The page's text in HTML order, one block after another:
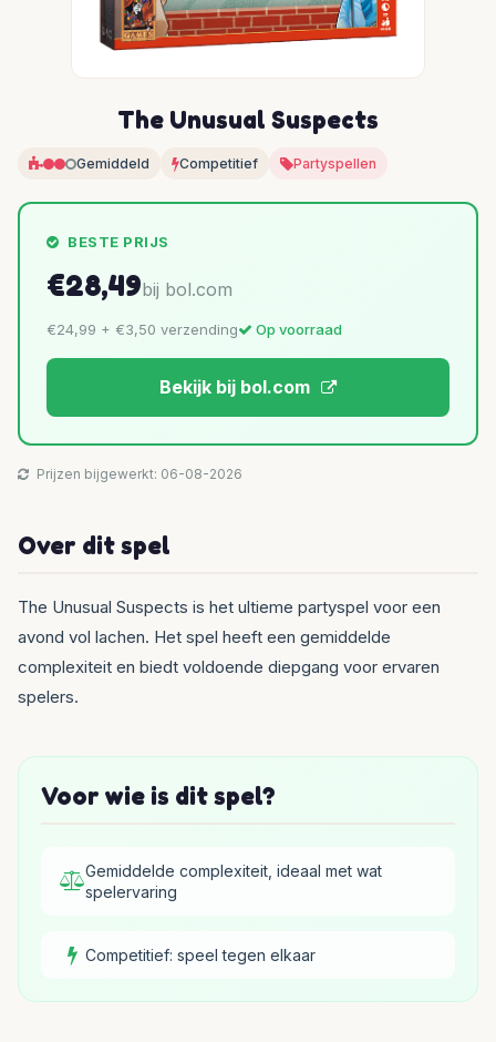
The Unusual Suspects
Gemiddeld Competitief Partyspellen
BESTE PRIJS
€28,49bij bol.com
€24,99 + €3,50 verzending Op voorraad
Bekijk bij bol.com
Prijzen bijgewerkt: 06-08-2026
Over dit spel
The Unusual Suspects is het ultieme partyspel voor een
avond vol lachen. Het spel heeft een gemiddelde
complexiteit en biedt voldoende diepgang voor ervaren
spelers.
Voor wie is dit spel?
Gemiddelde complexiteit, ideaal met wat
spelervaring
Competitief: speel tegen elkaar